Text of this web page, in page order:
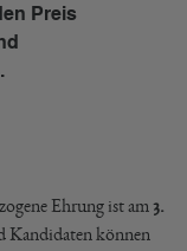
Preis
Ehrung ist am 3.
Kandidaten können